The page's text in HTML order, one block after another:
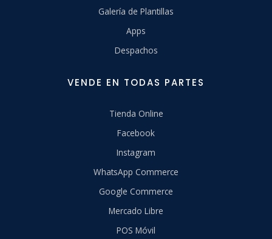
Galería de Plantillas
Apps
Despachos
VENDE EN TODAS PARTES
Tienda Online
Facebook
Instagram
WhatsApp Commerce
Google Commerce
Mercado Libre
POS Móvil